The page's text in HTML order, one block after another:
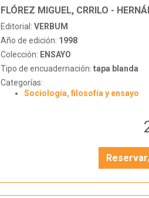
Editorial: VERBUM
Año de edición: 1998
Colección: ENSAYO
Tipo de encuadernación: tapa blanda
Categorías:
Sociología, filosofía y ensayo